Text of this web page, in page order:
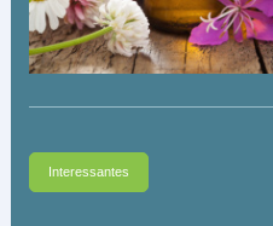
Interessantes